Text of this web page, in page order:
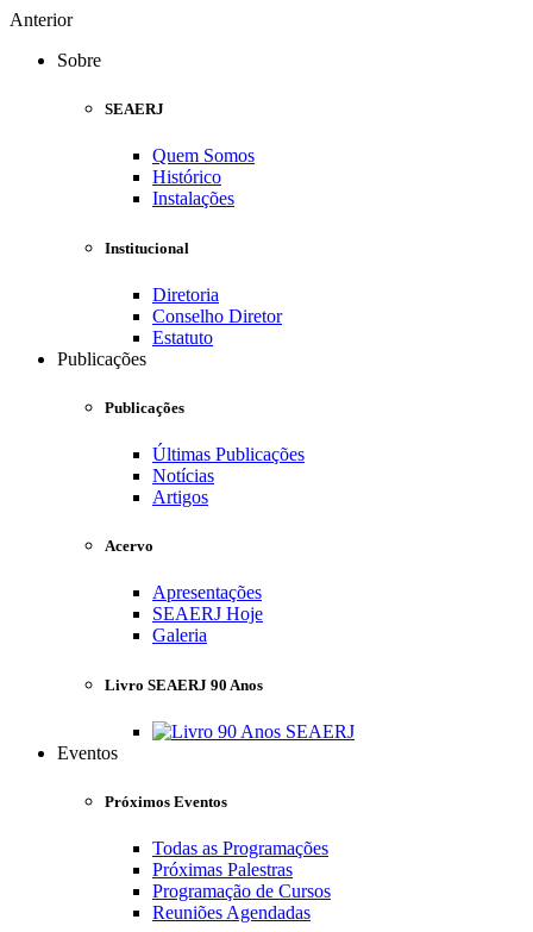
Anterior
Sobre
SEAERJ
Quem Somos
Histórico
Instalações
Institucional
Diretoria
Conselho Diretor
Estatuto
Publicações
Publicações
Últimas Publicações
Notícias
Artigos
Acervo
Apresentações
SEAERJ Hoje
Galeria
Livro SEAERJ 90 Anos
Eventos
Próximos Eventos
Todas as Programações
Próximas Palestras
Programação de Cursos
Reuniões Agendadas